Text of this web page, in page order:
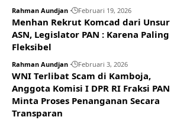
Rahman Aundjan Februari 19, 2026
Menhan Rekrut Komcad dari Unsur
ASN, Legislator PAN : Karena Paling
Fleksibel
Rahman Aundjan Februari 3, 2026
WNI Terlibat Scam di Kamboja,
Anggota Komisi I DPR RI Fraksi PAN
Minta Proses Penanganan Secara
Transparan